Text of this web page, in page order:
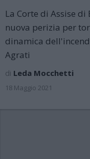
La Corte di Assise
nuova perizia per
dinamica
Agrati
di Leda Mocchetti
18 Maggio 2021